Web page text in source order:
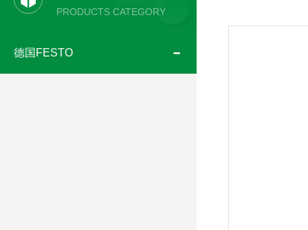
PRODUCTS CATEGORY
德国FESTO